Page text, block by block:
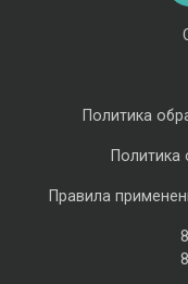
Политика
Политика
Правила